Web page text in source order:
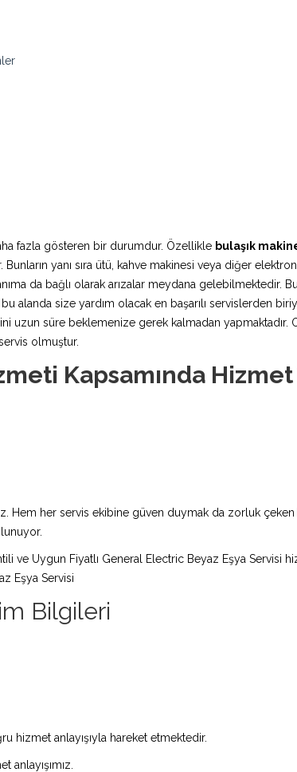
fazla gösteren bir durumdur. Özellikle bulaşık
yanı sıra ütü, kahve makinesi veya diğer
da bağlı olarak arızalar meydana gelebilmektedir.
bu alanda size yardım olacak en başarılı servislerden
uzun süre beklemenize gerek kalmadan yapmaktadır.
olmuştur.
Kapsamında
Hem her servis ekibine güven duymak da zorluk
ve Uygun Fiyatlı General Electric Beyaz Eşya Servisi
Eşya Servisi
Bilgileri
hizmet anlayışıyla hareket etmektedir.